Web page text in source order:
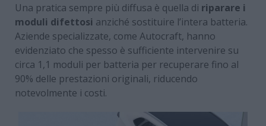
Una pratica sempre più diffusa è quella di riparare i
moduli difettosi anziché sostituire l’intera batteria.
Aziende specializzate, come Autocraft, hanno
evidenziato che spesso è sufficiente intervenire su
circa 1,1 moduli per batteria per recuperare fino al
90% delle prestazioni originali, riducendo
notevolmente i costi.